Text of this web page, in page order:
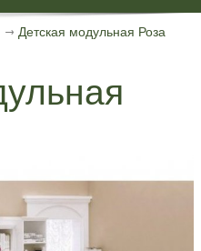
Детская модульная Роза